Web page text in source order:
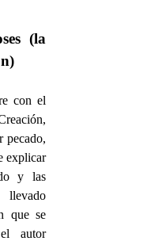
(la
con el
pecado,
explicar
y las
llevado
que se
autor